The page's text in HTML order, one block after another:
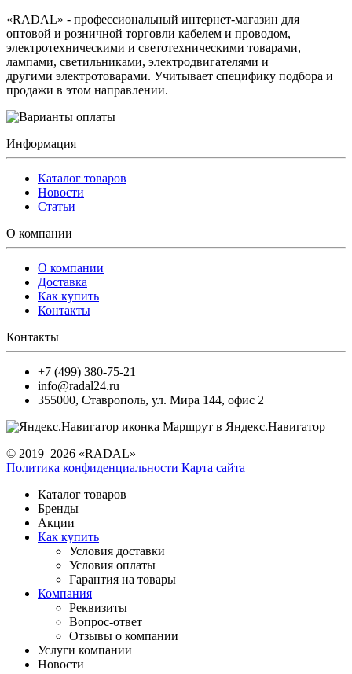
«RADAL» - профессиональный интернет-магазин для
оптовой и розничной торговли кабелем и проводом,
электротехническими и светотехническими товарами,
лампами, светильниками, электродвигателями и
другими электротоварами. Учитывает специфику подбора и
продажи в этом направлении.
Информация
Каталог товаров
Новости
Статьи
О компании
О компании
Доставка
Как купить
Контакты
Контакты
+7 (499) 380-75-21
info@radal24.ru
355000, Ставрополь, ул. Мира 144, офис 2
Маршрут в Яндекс.Навигатор
© 2019–2026 «RADAL»
Политика конфиденциальности Карта сайта
Каталог товаров
Бренды
Акции
Как купить
Условия доставки
Условия оплаты
Гарантия на товары
Компания
Реквизиты
Вопрос-ответ
Отзывы о компании
Услуги компании
Новости